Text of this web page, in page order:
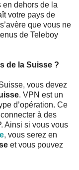
dehors de la
votre pays de
que vous ne
de Teleboy
de la Suisse ?
vous devez
. VPN est un
d’opération. Ce
à des
Ainsi si vous vous
, vous serez en
et vous pouvez